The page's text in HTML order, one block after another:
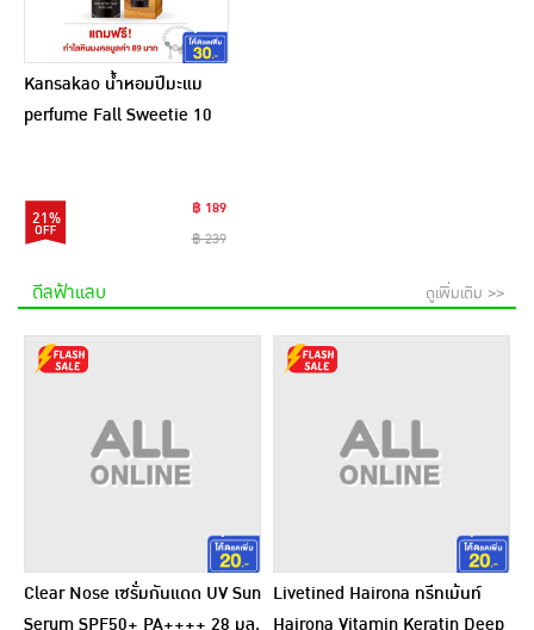
Kansakao น้ำหอมปีมะแม
perfume Fall Sweetie 10
21%
฿ 189
฿ 239
ดีลฟ้าแลบ ดูเพิ่มเติม >>
Clear Nose เซรั่มกันแดด UV Sun
Serum SPF50+ PA++++ 28 มล.
Livetined Hairona ทรีทเม้นท์
Hairona Vitamin Keratin Deep